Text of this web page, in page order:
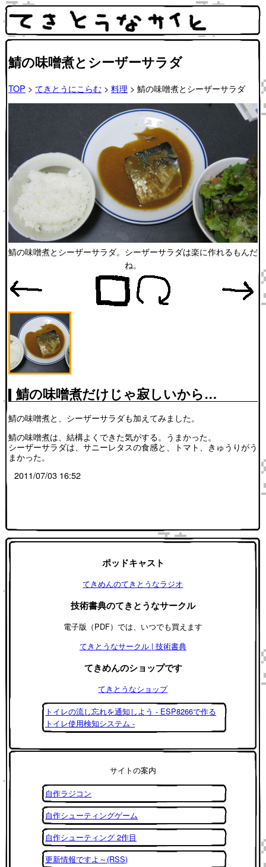
鯖の味噌煮とシーザーサラダ
TOP > てきとうにこらむ > 料理 > 鯖の味噌煮とシーザーサラダ
鯖の味噌煮とシーザーサラダ。シーザーサラダは楽に作れるもんだ
ね。
鯖の味噌煮だけじゃ寂しいから…
鯖の味噌煮と、シーザーサラダも加えてみました。
鯖の味噌煮は、結構よくできた気がする。うまかった。
シーザーサラダは、サニーレタスの食感と、トマト、きゅうりがう
まかった。
2011/07/03 16:52
ポッドキャスト
てきめんのてきとうなラジオ
技術書典のてきとうなサークル
電子版（PDF）では、いつでも買えます
てきとうなサークル | 技術書典
てきめんのショップです
てきとうなショップ
トイレの流し忘れを通知しよう - ESP8266で作る
トイレ使用検知システム -
サイトの案内
自作ラジコン
自作シューティングゲーム
自作シューティング 2作目
更新情報ですよ～(RSS)